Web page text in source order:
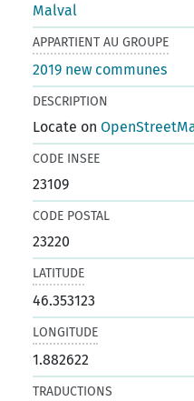
Malval
APPARTIENT AU GROUPE
2019 new communes
DESCRIPTION
Locate on
CODE INSEE
23109
CODE POSTAL
23220
LATITUDE
46.353123
LONGITUDE
1.882622
TRADUCTIONS